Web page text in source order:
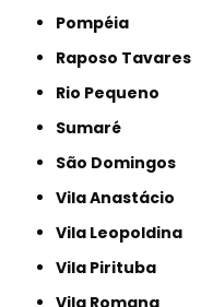
Pompéia
Raposo Tavares
Rio Pequeno
Sumaré
São Domingos
Vila Anastácio
Vila Leopoldina
Vila Pirituba
Vila Romana